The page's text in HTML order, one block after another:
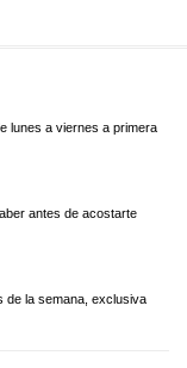
lunes a viernes a primera
antes de acostarte
de la semana, exclusiva